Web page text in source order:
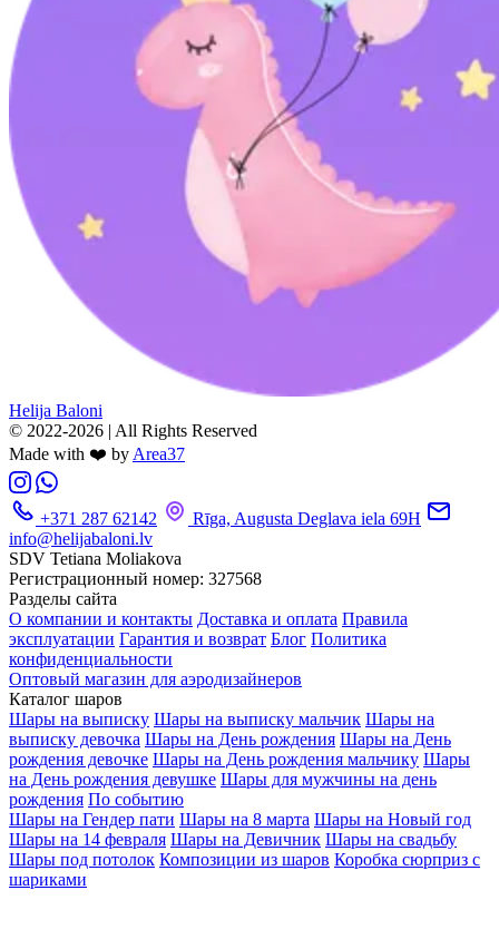
Helija Baloni
© 2022-2026 | All Rights Reserved
Made with ❤️ byArea37
+371 287 62142
Rīga, Augusta Deglava iela 69H
info@helijabaloni.lv
SDV Tetiana Moliakova
Регистрационный номер: 327568
Разделы сайта
О компании и контакты Доставка и оплата Правила
эксплуатации Гарантия и возврат Блог Политика
конфиденциальности
Оптовый магазин для аэродизайнеров
Каталог шаров
Шары на выписку Шары на выписку мальчик Шары на
выписку девочка Шары на День рождения Шары на День
рождения девочке Шары на День рождения мальчику Шары
на День рождения девушке Шары для мужчины на день
рождения По событию
Шары на Гендер пати Шары на 8 марта Шары на Новый год
Шары на 14 февраля Шары на Девичник Шары на свадьбу
Шары под потолок Композиции из шаров Коробка сюрприз с
шариками